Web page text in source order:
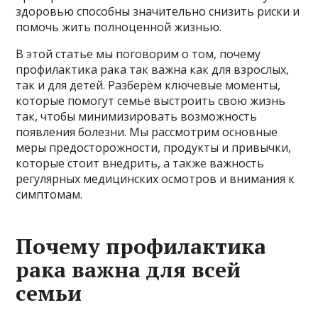
здоровью способны значительно снизить риски и
помочь жить полноценной жизнью.
В этой статье мы поговорим о том, почему
профилактика рака так важна как для взрослых,
так и для детей. Разберём ключевые моменты,
которые помогут семье выстроить свою жизнь
так, чтобы минимизировать возможность
появления болезни. Мы рассмотрим основные
меры предосторожности, продукты и привычки,
которые стоит внедрить, а также важность
регулярных медицинских осмотров и внимания к
симптомам.
Почему профилактика
рака важна для всей
семьи